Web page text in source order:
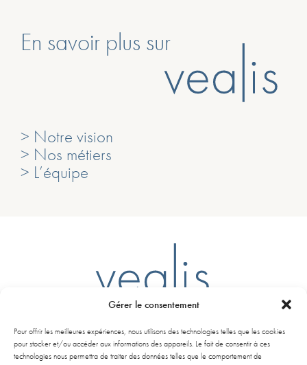
Gérer le consentement
Pour offrir les meilleures expériences, nous utilisons des technologies telles que les cookies
pour stocker et/ou accéder aux informations des appareils. Le fait de consentir à ces
technologies nous permettra de traiter des données telles que le comportement de
En savoir plus sur
> Notre vision
> Nos métiers
> L’équipe
261 Avenue de la libération Charles de Gaulle
33110 Le Bouscat